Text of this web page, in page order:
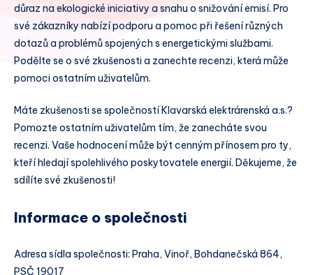
důraz na ekologické iniciativy a snahu o snižování emisí. Pro
své zákazníky nabízí podporu a pomoc při řešení různých
dotazů a problémů spojených s energetickými službami.
Podělte se o své zkušenosti a zanechte recenzi, která může
pomoci ostatním uživatelům.
Máte zkušenosti se společností Klavarská elektrárenská a.s.?
Pomozte ostatním uživatelům tím, že zanecháte svou
recenzi. Vaše hodnocení může být cenným přínosem pro ty,
kteří hledají spolehlivého poskytovatele energií. Děkujeme, že
sdílíte své zkušenosti!
Informace o společnosti
Adresa sídla společnosti: Praha, Vinoř, Bohdanečská 864,
PSČ 19017